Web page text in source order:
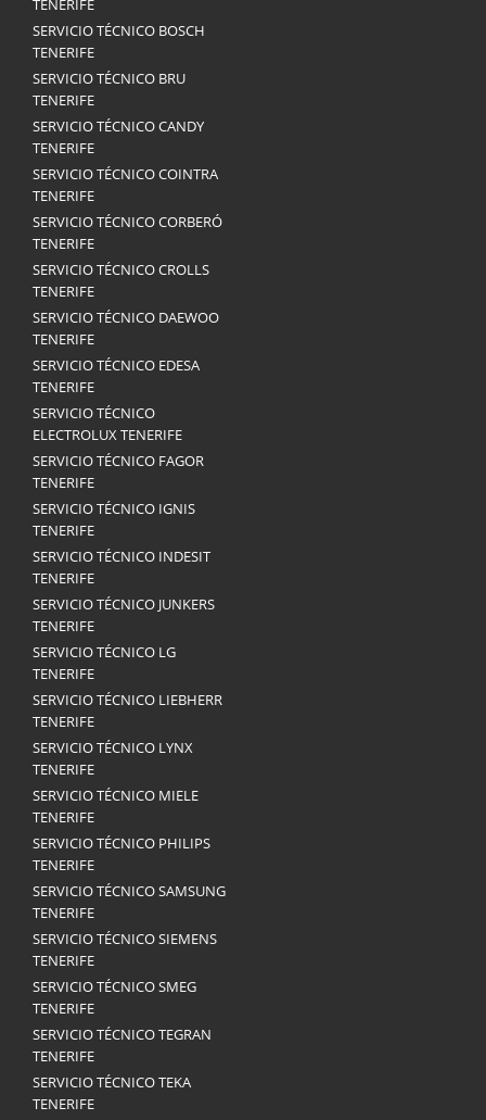
TENERIFE
SERVICIO TÉCNICO BOSCH
TENERIFE
SERVICIO TÉCNICO BRU
TENERIFE
SERVICIO TÉCNICO CANDY
TENERIFE
SERVICIO TÉCNICO COINTRA
TENERIFE
SERVICIO TÉCNICO CORBERÓ
TENERIFE
SERVICIO TÉCNICO CROLLS
TENERIFE
SERVICIO TÉCNICO DAEWOO
TENERIFE
SERVICIO TÉCNICO EDESA
TENERIFE
SERVICIO TÉCNICO
ELECTROLUX TENERIFE
SERVICIO TÉCNICO FAGOR
TENERIFE
SERVICIO TÉCNICO IGNIS
TENERIFE
SERVICIO TÉCNICO INDESIT
TENERIFE
SERVICIO TÉCNICO JUNKERS
TENERIFE
SERVICIO TÉCNICO LG
TENERIFE
SERVICIO TÉCNICO LIEBHERR
TENERIFE
SERVICIO TÉCNICO LYNX
TENERIFE
SERVICIO TÉCNICO MIELE
TENERIFE
SERVICIO TÉCNICO PHILIPS
TENERIFE
SERVICIO TÉCNICO SAMSUNG
TENERIFE
SERVICIO TÉCNICO SIEMENS
TENERIFE
SERVICIO TÉCNICO SMEG
TENERIFE
SERVICIO TÉCNICO TEGRAN
TENERIFE
SERVICIO TÉCNICO TEKA
TENERIFE